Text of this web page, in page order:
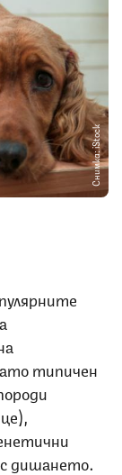
Снимка: iStock
типичен
дишането.